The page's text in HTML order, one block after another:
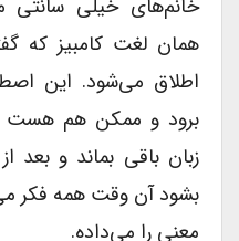
خانم‌های خیلی سانتی
همان لغت کامبیز که
اطلاق می‌شود. این
برود و ممکن هم هست
زبان باقی بماند و
بشود آن وقت همه فکر
معنی را می‌داده.